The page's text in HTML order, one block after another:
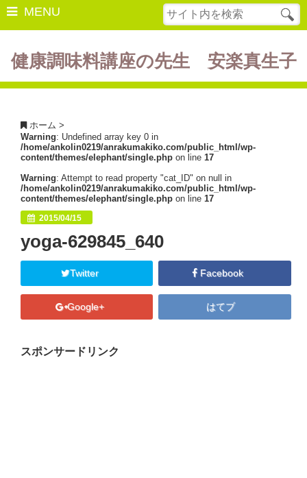
MENU
開催中の講座
ダイエット
レシピ
酵素ファスティング
断薬方法・体験談
プロフィール
健康調味料講座の先生 安楽真生子
ホーム >
Warning: Undefined array key 0 in
/home/ankolin0219/anrakumakiko.com/public_html/wp-
content/themes/elephant/single.php on line 17
Warning: Attempt to read property "cat_ID" on null in
/home/ankolin0219/anrakumakiko.com/public_html/wp-
content/themes/elephant/single.php on line 17
2015/04/15
yoga-629845_640
Twitter Facebook
Google+ はてブ
スポンサードリンク